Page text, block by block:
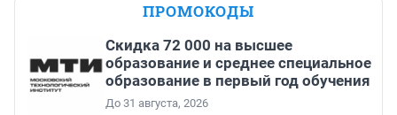
ПРОМОКОДЫ
Скидка 72 000 на высшее
образование и среднее специальное
образование в первый год обучения
До 31 августа, 2026